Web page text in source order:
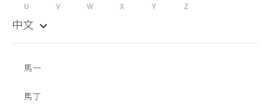
U V W X Y Z
中文 keyboard_arrow_down
馬一
馬丁